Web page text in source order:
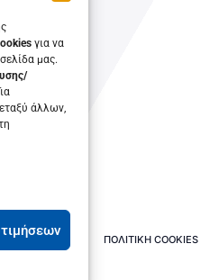
για να
μας.
άλλων,
ΠΟΛΙΤΙΚΗ COOKIES